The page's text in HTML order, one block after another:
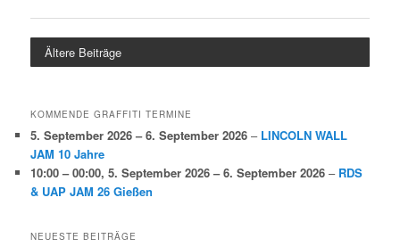
Ältere Beiträge
KOMMENDE GRAFFITI TERMINE
5. September 2026 – 6. September 2026 – LINCOLN WALL
JAM 10 Jahre
10:00 – 00:00,5. September 2026 – 6. September 2026 – RDS
& UAP JAM 26 Gießen
NEUESTE BEITRÄGE